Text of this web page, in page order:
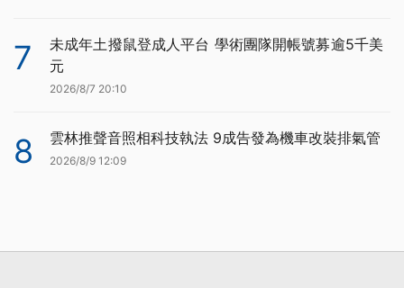
7
未成年土撥鼠登成人平台 學術團隊開帳號募逾5千美
元
2026/8/7 20:10
8 雲林推聲音照相科技執法 9成告發為機車改裝排氣管
2026/8/9 12:09